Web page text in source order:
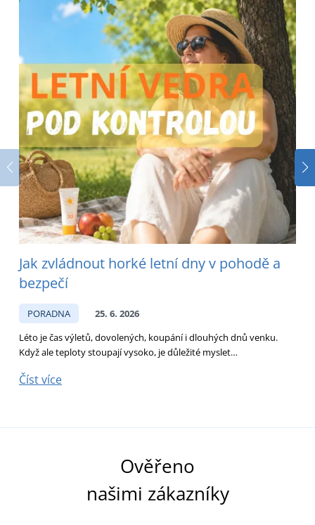
Jak zvládnout horké letní dny v pohodě a
bezpečí
PORADNA
25. 6. 2026
Léto je čas výletů, dovolených, koupání i dlouhých dnů venku.
Když ale teploty stoupají vysoko, je důležité myslet…
Číst více
Ověřeno
našimi zákazníky